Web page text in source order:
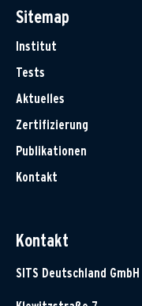
Sitemap
Institut
Tests
Aktuelles
Zertifizierung
Publikationen
Kontakt
Kontakt
SITS Deutschland GmbH